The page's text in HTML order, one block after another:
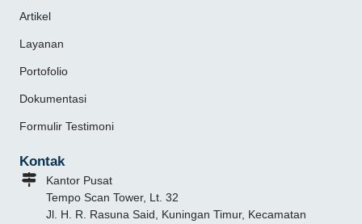
Artikel
Layanan
Portofolio
Dokumentasi
Formulir Testimoni
Kontak
Kantor Pusat
Tempo Scan Tower, Lt. 32
Jl. H. R. Rasuna Said, Kuningan Timur, Kecamatan